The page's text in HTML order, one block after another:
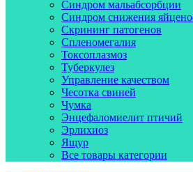
Синдром мальабсорбции
Синдром снижения
Скрининг патогенов
Спленомегалия
Токсоплазмоз
Туберкулез
Управление качеством
Чесотка свиней
Чумка
Энцефаломиелит птичий
Эрлихиоз
Ящур
Все товары категории